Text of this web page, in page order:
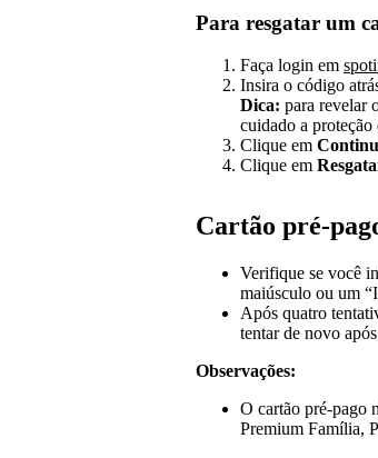
Para resgatar um
Faça login em
Insira o código
Dica: para revelar
cuidado a
Clique em
Clique em
Cartão pré-
Verifique se você
maiúsculo ou um
Após quatro
tentar de novo
Observações:
O cartão pré‑pago
Premium Família,